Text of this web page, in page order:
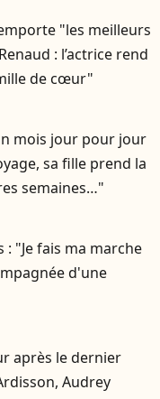
"les meilleurs
: l’actrice rend
de cœur"
mois jour pour jour
sa fille prend la
semaines…"
: "Je fais ma marche
d'une
après le dernier
Audrey